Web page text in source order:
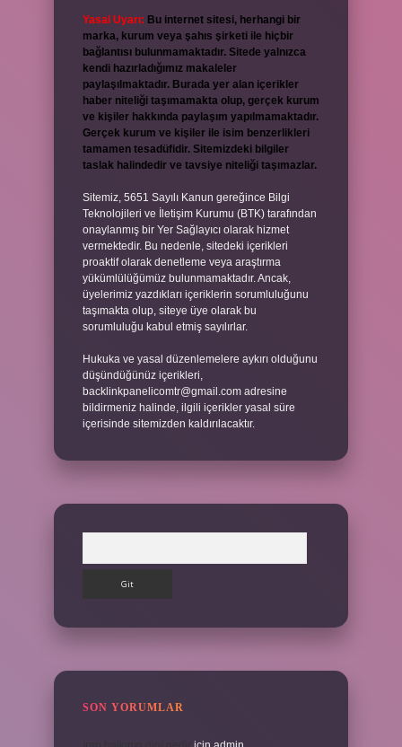
Yasal Uyarı: Bu internet sitesi, herhangi bir
marka, kurum veya şahıs şirketi ile hiçbir
bağlantısı bulunmamaktadır. Sitede yalnızca
kendi hazırladığımız makaleler
paylaşılmaktadır. Burada yer alan içerikler
haber niteliği taşımamakta olup, gerçek kurum
ve kişiler hakkında paylaşım yapılmamaktadır.
Gerçek kurum ve kişiler ile isim benzerlikleri
tamamen tesadüfidir. Sitemizdeki bilgiler
taslak halindedir ve tavsiye niteliği taşımazlar.
Sitemiz, 5651 Sayılı Kanun gereğince Bilgi
Teknolojileri ve İletişim Kurumu (BTK) tarafından
onaylanmış bir Yer Sağlayıcı olarak hizmet
vermektedir. Bu nedenle, sitedeki içerikleri
proaktif olarak denetleme veya araştırma
yükümlülüğümüz bulunmamaktadır. Ancak,
üyelerimiz yazdıkları içeriklerin sorumluluğunu
taşımakta olup, siteye üye olarak bu
sorumluluğu kabul etmiş sayılırlar.
Hukuka ve yasal düzenlemelere aykırı olduğunu
düşündüğünüz içerikleri,
backlinkpanelicomtr@gmail.com adresine
bildirmeniz halinde, ilgili içerikler yasal süre
içerisinde sitemizden kaldırılacaktır.
SON YORUMLAR